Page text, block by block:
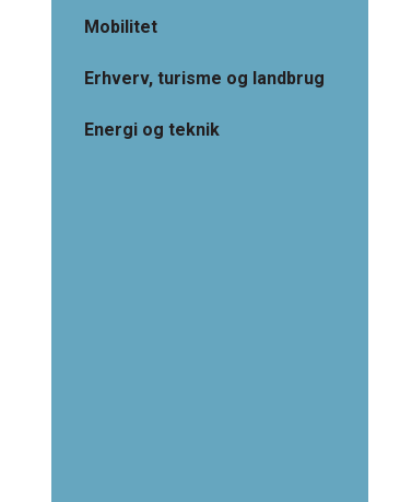
Mobilitet
Erhverv, turisme og landbrug
Energi og teknik